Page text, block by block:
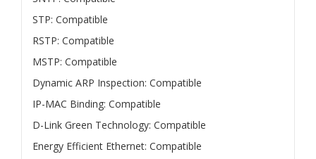
STP: Compatible
RSTP: Compatible
MSTP: Compatible
Dynamic ARP Inspection: Compatible
IP-MAC Binding: Compatible
D-Link Green Technology: Compatible
Energy Efficient Ethernet: Compatible